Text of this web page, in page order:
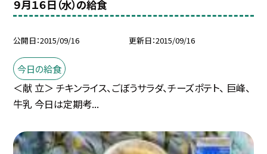
９月１６日（水）の給食
公開日 2015/09/16 更新日 2015/09/16
今日の給食
＜献 立＞ チキンライス、ごぼうサラダ、チーズポテト、 巨峰、
牛乳 今日は定期考...